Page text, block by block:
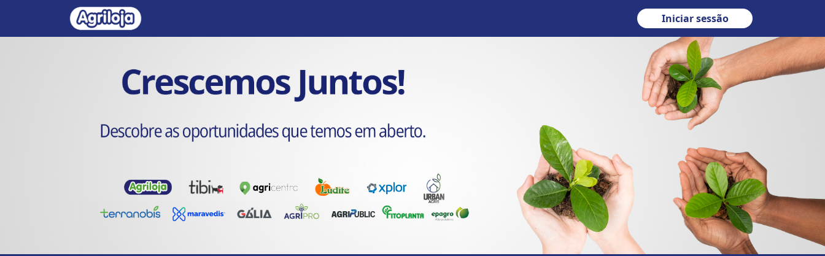
Iniciar sessão